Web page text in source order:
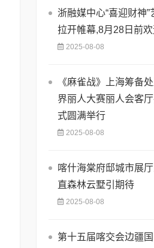
浙融媒中心“喜迎财神”
拉开帷幕,8月28日前
2025-08-08
《麻雀战》上海筹备
界丽人大赛丽人会客
式圆满举行
2025-08-08
喀什海棠府邸城市展
直森林云墅引期待
2025-08-08
第十五届喀交会边疆